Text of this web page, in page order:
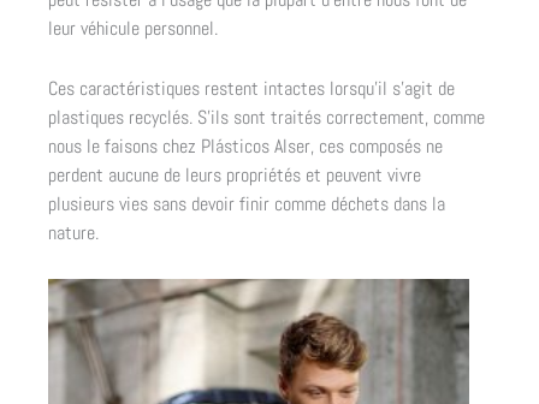
leur véhicule personnel.
Ces caractéristiques restent intactes lorsqu’il s’agit de
plastiques recyclés. S’ils sont traités correctement, comme
nous le faisons chez Plásticos Alser, ces composés ne
perdent aucune de leurs propriétés et peuvent vivre
plusieurs vies sans devoir finir comme déchets dans la
nature.